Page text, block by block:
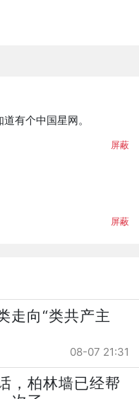
有个中国星网。
屏蔽
屏蔽
走向“类共产主
08-07 21:31
，柏林墙已经帮